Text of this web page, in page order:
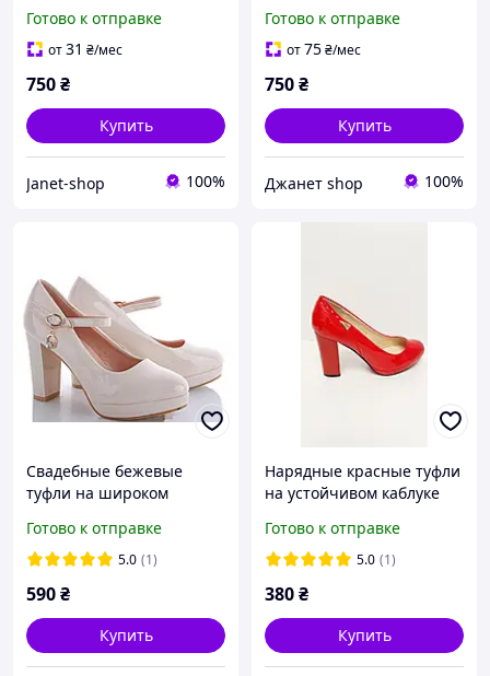
Готово к отправке
от31 ₴/мес
750₴
Купить
Janet-shop 100%
Готово к отправке
от75₴/мес
750₴
Купить
Джанет shop 100%
Свадебные бежевые
туфли на широком
Готово к отправке
5.0 (1)
590₴
Купить
Нарядные красные туфли
на устойчивом каблуке
Готово к отправке
5.0 (1)
380₴
Купить